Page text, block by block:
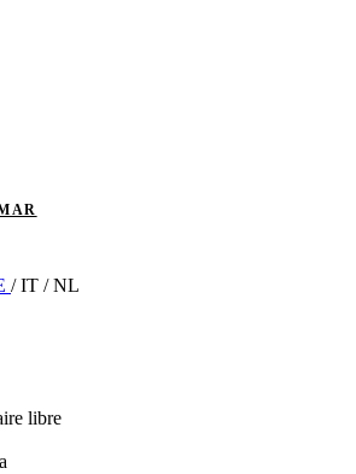
/IT /NL
libre